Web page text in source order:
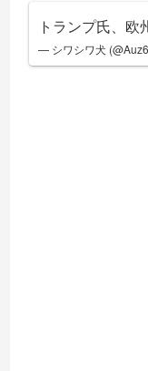
トランプ氏、欧
— シワシワ犬